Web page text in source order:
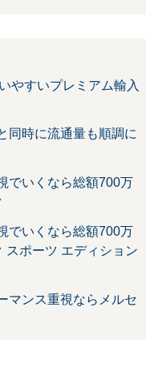
やすいプレミアム輸入
同時に流通量も順調に
でいくなら総額700万
でいくなら総額700万
スポーツ エディション
マンス重視ならメルセ